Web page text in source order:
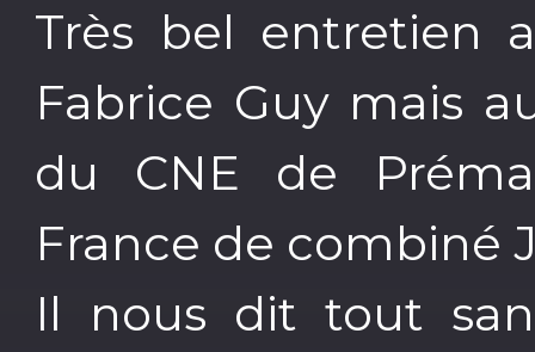
Très bel entretien
Fabrice Guy mais
du CNE de
France de combiné
Il nous dit tout